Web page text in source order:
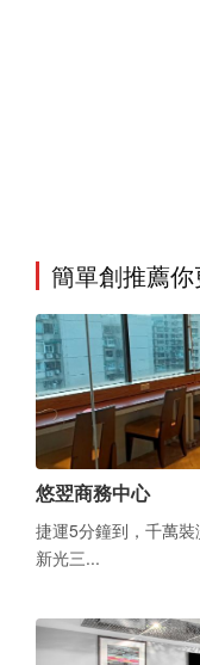
簡單創推薦
悠翌商務中心
捷運5分鐘到，千萬裝
新光三...